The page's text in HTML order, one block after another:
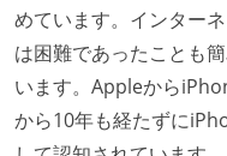
開発メンバーの裁
設計・実装から運
ロントエンド、バ
の境界を超えて、
めています。インター
は困難であったことも
います。Appleから
から10年も経たずに